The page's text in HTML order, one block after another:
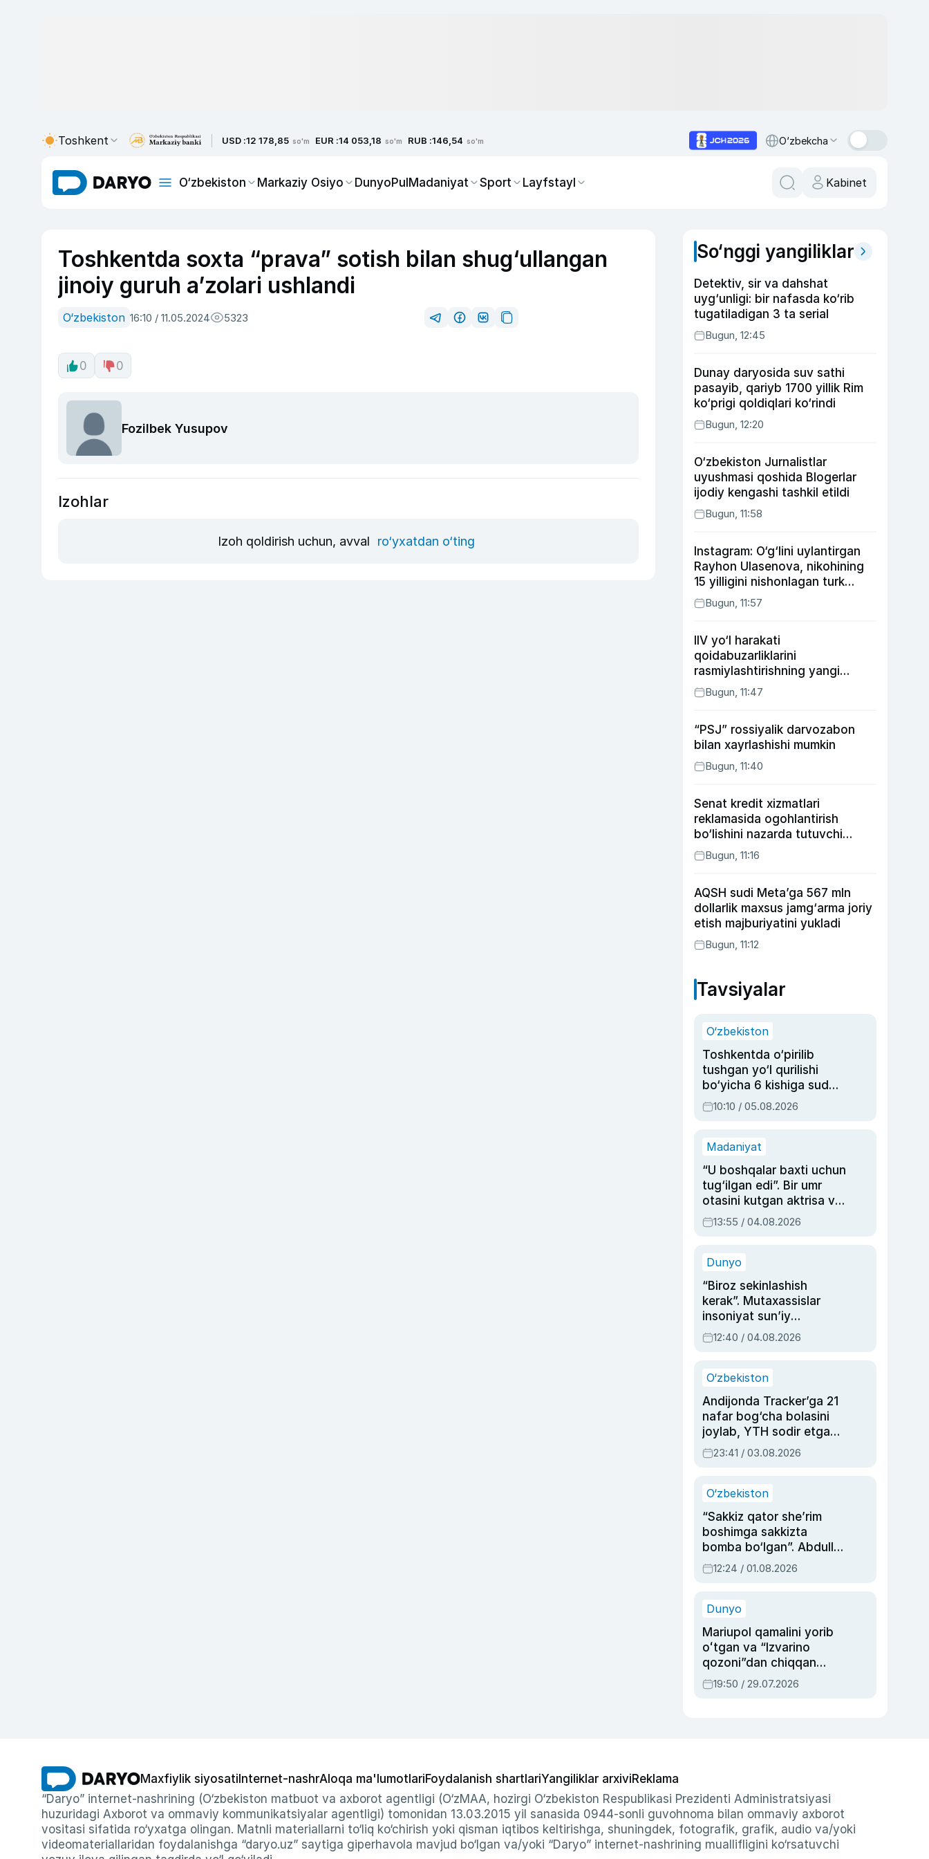
Toshkent USD :12 178,85 so'm EUR :14 053,18 so'm RUB :146,54 so'm O‘zbekcha
O‘zbekiston Markaziy Osiyo DunyoPulMadaniyat Sport Layfstayl Kabinet
Toshkentda soxta “prava” sotish bilan shug‘ullangan
jinoiy guruh a’zolari ushlandi
O‘zbekiston 16:10 / 11.05.2024 5323
0 0
Fozilbek Yusupov
Izohlar
Izoh qoldirish uchun, avval ro‘yxatdan o‘ting
So‘nggi yangiliklar
Detektiv, sir va dahshat
uyg‘unligi: bir nafasda ko‘rib
tugatiladigan 3 ta serial
Bugun, 12:45
Dunay daryosida suv sathi
pasayib, qariyb 1700 yillik Rim
ko‘prigi qoldiqlari ko‘rindi
Bugun, 12:20
O‘zbekiston Jurnalistlar
uyushmasi qoshida Blogerlar
ijodiy kengashi tashkil etildi
Bugun, 11:58
Instagram: O‘g‘lini uylantirgan
Rayhon Ulasenova, nikohining
15 yilligini nishonlagan turk
aktyorlari va Kamelot qasriga
sayohat qilgan Zebo Rahimova
Bugun, 11:57
IIV yo‘l harakati
qoidabuzarliklarini
rasmiylashtirishning yangi
tartibini taklif qildi
Bugun, 11:47
“PSJ” rossiyalik darvozabon
bilan xayrlashishi mumkin
Bugun, 11:40
Senat kredit xizmatlari
reklamasida ogohlantirish
bo‘lishini nazarda tutuvchi
qonunni ma’qulladi
Bugun, 11:16
AQSH sudi Meta’ga 567 mln
dollarlik maxsus jamg‘arma joriy
etish majburiyatini yukladi
Bugun, 11:12
Tavsiyalar
O‘zbekiston
Toshkentda o‘pirilib
tushgan yo‘l qurilishi
bo‘yicha 6 kishiga sud
hukmi o‘qildi
10:10 / 05.08.2026
Madaniyat
“U boshqalar baxti uchun
tug‘ilgan edi”. Bir umr
otasini kutgan aktrisa va
dublyaj ustasi Rimma
Ahmedovaning
13:55 / 04.08.2026
Dunyo
“Biroz sekinlashish
kerak”. Mutaxassislar
insoniyat sun’iy
intellektni boshqara
olmay qolishidan xavotir
12:40 / 04.08.2026
O‘zbekiston
Andijonda Tracker’ga 21
nafar bog‘cha bolasini
joylab, YTH sodir etgan
ayolga sud hukmi o‘qildi
23:41 / 03.08.2026
O‘zbekiston
“Sakkiz qator she’rim
boshimga sakkizta
bomba bo‘lgan”. Abdulla
Oripovni siyosiy
ayblovlardan asrab
12:24 / 01.08.2026
Dunyo
Mariupol qamalini yorib
oʻtgan va “Izvarino
qozoni”dan chiqqan
qahramon — Ukraina
armiyasi bosh
19:50 / 29.07.2026
Maxfiylik siyosati Internet-nashrAloqa ma'lumotlariFoydalanish shartlariYangiliklar arxiviReklama
“Daryo” internet-nashrining (O‘zbekiston matbuot va axborot agentligi (O‘zMAA, hozirgi O‘zbekiston Respublikasi Prezidenti Administratsiyasi
huzuridagi Axborot va ommaviy kommunikatsiyalar agentligi) tomonidan 13.03.2015 yil sanasida 0944-sonli guvohnoma bilan ommaviy axborot
vositasi sifatida ro‘yxatga olingan. Matnli materiallarni to‘liq ko‘chirish yoki qisman iqtibos keltirishga, shuningdek, fotografik, grafik, audio va/yoki
videomateriallaridan foydalanishga “daryo.uz” saytiga giperhavola mavjud bo‘lgan va/yoki “Daryo” internet-nashrining muallifligini ko‘rsatuvchi